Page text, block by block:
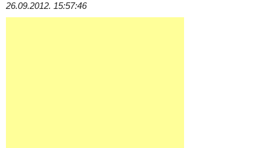
26.09.2012. 15:57:46